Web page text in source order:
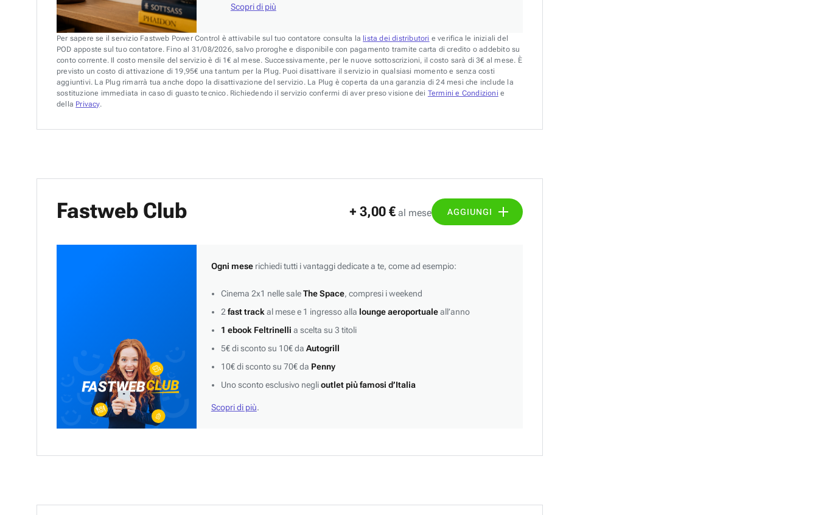
Scopri di più
Per sapere se il servizio Fastweb Power Control è attivabile sul tuo contatore consulta la lista dei distributori e verifica le iniziali del
POD apposte sul tuo contatore. Fino al 31/08/2026, salvo proroghe e disponibile con pagamento tramite carta di credito o addebito su
conto corrente. Il costo mensile del servizio è di 1€ al mese. Successivamente, per le nuove sottoscrizioni, il costo sarà di 3€ al mese. È
previsto un costo di attivazione di 19,95€ una tantum per la Plug. Puoi disattivare il servizio in qualsiasi momento e senza costi
aggiuntivi. La Plug rimarrà tua anche dopo la disattivazione del servizio. La Plug è coperta da una garanzia di 24 mesi che include la
sostituzione immediata in caso di guasto tecnico. Richiedendo il servizio confermi di aver preso visione dei Termini e Condizioni e
della Privacy.
Fastweb Club + 3,00 € al mese AGGIUNGI
Ogni meserichiedi tutti i vantaggi dedicate a te, come ad esempio:
Cinema 2x1 nelle saleThe Space, compresi i weekend
2 fast track al mese e 1 ingresso alla lounge aeroportualeall’anno
1 ebook Feltrinelli a scelta su 3 titoli
5€ di sconto su 10€ da Autogrill
10€ di sconto su 70€ da Penny
Uno sconto esclusivo neglioutlet più famosi d’Italia
Scopri di più.